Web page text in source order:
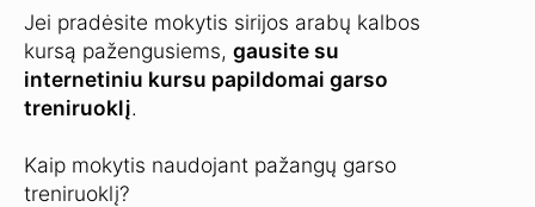
Jei pradėsite mokytis sirijos arabų kalbos
kursą pažengusiems, gausite su
internetiniu kursu papildomai garso
treniruoklį.
Kaip mokytis naudojant pažangų garso
treniruoklį?